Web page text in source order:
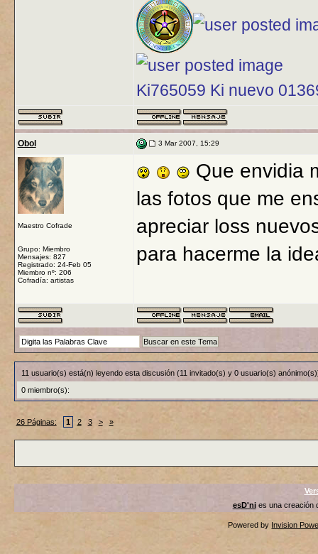
Ki765059 Ki nuevo
Obol 3 Mar 2007, 15:29
Maestro Cofrade
Grupo: Miembro
Mensajes: 827
Registrado: 24-Feb 05
Miembro nº: 206
Cofradía: artistas
Que envidia
las fotos que me
apreciar loss
para hacerme la
11 usuario(s) está(n) leyendo esta discusión (11 invitado(s) y 0 usuario(s)
0 miembro(s):
26 Páginas: 1 2 3 > »
esD'nies una creación
Powered by Invision